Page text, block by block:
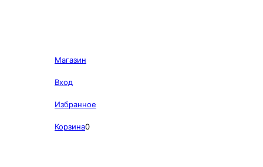
Магазин
Вход
Избранное
Корзина0